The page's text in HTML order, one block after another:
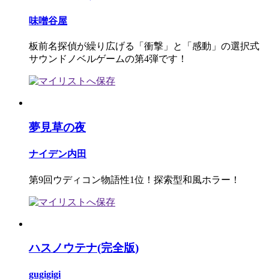
味噌谷屋
板前名探偵が繰り広げる「衝撃」と「感動」の選択式
サウンドノベルゲームの第4弾です！
夢見草の夜
ナイデン内田
第9回ウディコン物語性1位！探索型和風ホラー！
ハスノウテナ(完全版)
gugigigi